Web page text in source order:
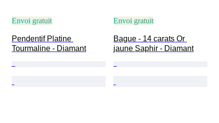
Envoi gratuit
Pendentif Platine
Tourmaline - Diamant
Envoi gratuit
Bague - 14 carats Or
jaune Saphir - Diamant